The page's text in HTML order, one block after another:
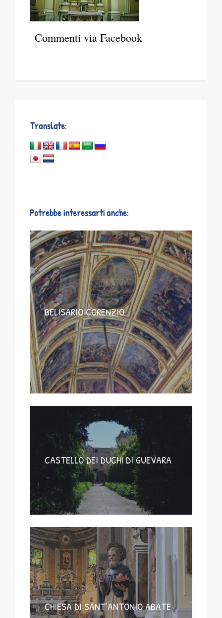
Commenti via Facebook
Translate:
Potrebbe interessarti anche:
BELISARIO CORENZIO
CASTELLO DEI DUCHI DI GUEVARA
CHIESA DI SANT’ANTONIO ABATE